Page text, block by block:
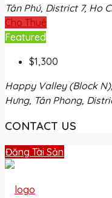
Tân Phú, District 7, Ho
Cho Thuê
Featured
$1,300
Happy Valley (Block
Hưng, Tân Phong,
CONTACT US
Đăng Tài Sản